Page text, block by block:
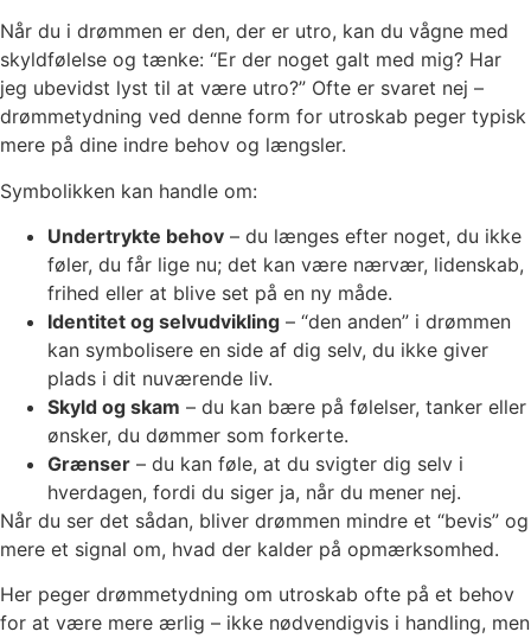
Når du i drømmen er den, der er utro, kan du vågne med
skyldfølelse og tænke: “Er der noget galt med mig? Har
jeg ubevidst lyst til at være utro?” Ofte er svaret nej –
drømmetydning ved denne form for utroskab peger typisk
mere på dine indre behov og længsler.
Symbolikken kan handle om:
Undertrykte behov – du længes efter noget, du ikke
føler, du får lige nu; det kan være nærvær, lidenskab,
frihed eller at blive set på en ny måde.
Identitet og selvudvikling – “den anden” i drømmen
kan symbolisere en side af dig selv, du ikke giver
plads i dit nuværende liv.
Skyld og skam – du kan bære på følelser, tanker eller
ønsker, du dømmer som forkerte.
Grænser – du kan føle, at du svigter dig selv i
hverdagen, fordi du siger ja, når du mener nej.
Når du ser det sådan, bliver drømmen mindre et “bevis” og
mere et signal om, hvad der kalder på opmærksomhed.
Her peger drømmetydning om utroskab ofte på et behov
for at være mere ærlig – ikke nødvendigvis i handling, men